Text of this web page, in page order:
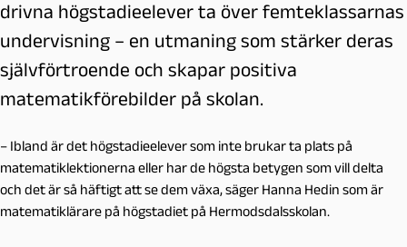
drivna högstadieelever ta över femteklassarnas
undervisning – en utmaning som stärker deras
självförtroende och skapar positiva
matematikförebilder på skolan.
– Ibland är det högstadieelever som inte brukar ta plats på
matematiklektionerna eller har de högsta betygen som vill delta
och det är så häftigt att se dem växa, säger Hanna Hedin som är
matematiklärare på högstadiet på Hermodsdalsskolan.